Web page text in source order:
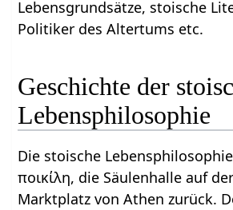
Lebensgrundsätze, stoische
Politiker des Altertums etc.
Geschichte der
Lebensphilosophie
Die stoische
ποικίλη, die Säulenhalle auf
Marktplatz von Athen zurück.